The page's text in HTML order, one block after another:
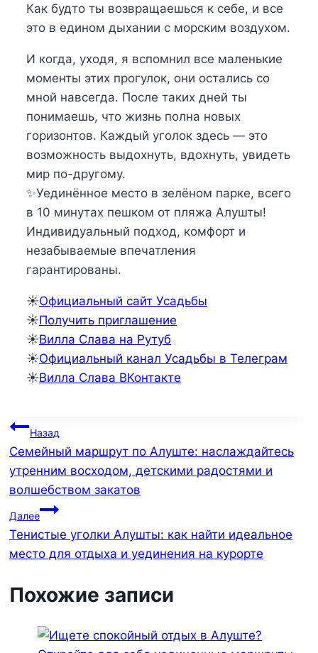
Как будто ты возвращаешься к себе, и все
это в едином дыхании с морским воздухом.
И когда, уходя, я вспомнил все маленькие
моменты этих прогулок, они остались со
мной навсегда. После таких дней ты
понимаешь, что жизнь полна новых
горизонтов. Каждый уголок здесь — это
возможность выдохнуть, вдохнуть, увидеть
мир по-другому.
✨Уединённое место в зелёном парке, всего
в 10 минутах пешком от пляжа Алушты!
Индивидуальный подход, комфорт и
незабываемые впечатления
гарантированы.
☀️Официальный сайт Усадьбы
☀️Получить приглашение
☀️Вилла Слава на Рутуб
☀️Официальный канал Усадьбы в Телеграм
☀️Вилла Слава ВКонтакте
Навигация
по
записям
Назад
Семейный маршрут по Алуште: наслаждайтесь
утренним восходом, детскими радостями и
волшебством закатов
Далее
Тенистые уголки Алушты: как найти идеальное
место для отдыха и уединения на курорте
Похожие записи